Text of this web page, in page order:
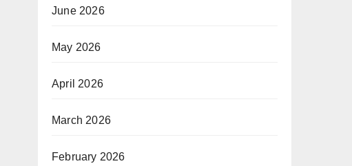
June 2026
May 2026
April 2026
March 2026
February 2026